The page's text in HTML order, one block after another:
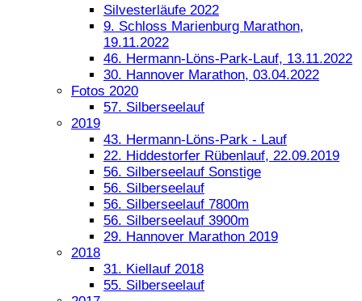
Silvesterläufe 2022
9. Schloss Marienburg Marathon,
19.11.2022
46. Hermann-Löns-Park-Lauf, 13.11.2022
30. Hannover Marathon, 03.04.2022
Fotos 2020
57. Silberseelauf
2019
43. Hermann-Löns-Park - Lauf
22. Hiddestorfer Rübenlauf, 22.09.2019
56. Silberseelauf Sonstige
56. Silberseelauf
56. Silberseelauf 7800m
56. Silberseelauf 3900m
29. Hannover Marathon 2019
2018
31. Kiellauf 2018
55. Silberseelauf